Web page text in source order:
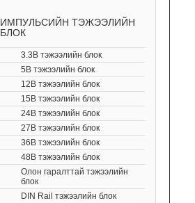
ИМПУЛЬСИЙН ТЭЖЭЭЛИЙН
БЛОК
3.3В тэжээлийн блок
5В тэжээлийн блок
12В тэжээлийн блок
15В тэжээлийн блок
24В тэжээлийн блок
27В тэжээлийн блок
36В тэжээлийн блок
48В тэжээлийн блок
Олон гаралттай тэжээлийн
блок
DIN Rail тэжээлийн блок